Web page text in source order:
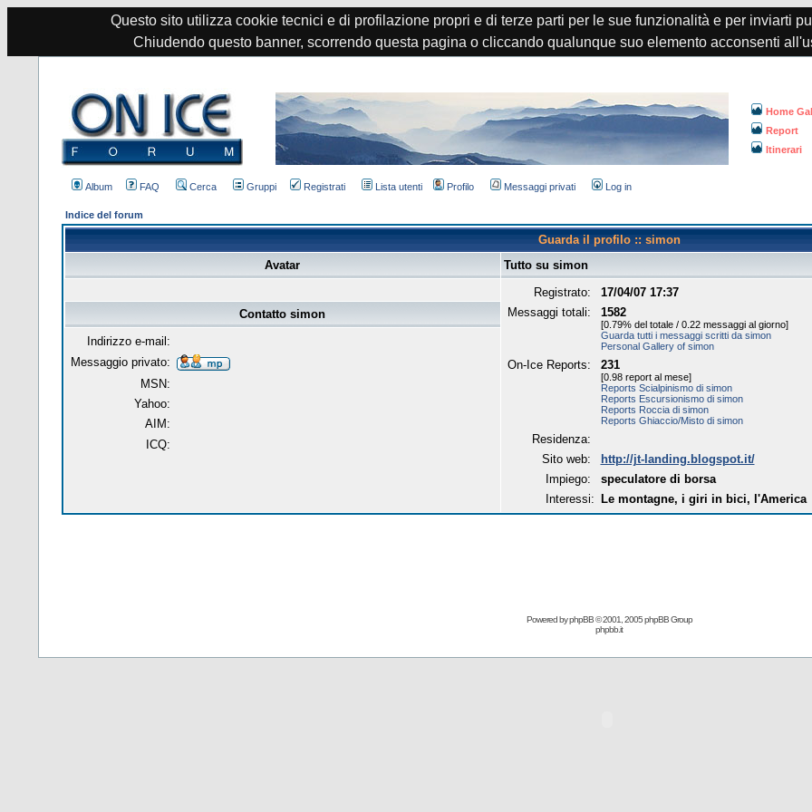
Questo sito utilizza cookie tecnici e di profilazione propri e di terze parti per le sue funzionalità e per inviarti
Chiudendo questo banner, scorrendo questa pagina o cliccando qualunque suo elemento acconsenti
Home
Report
Itinerari
Album FAQ Cerca Gruppi Registrati Lista utenti Profilo Messaggi privati Log in
Indice del forum
Guarda il profilo :: simon
Avatar
Tutto su simon
Registrato:
17/04/07 17:37
Messaggi totali:
1582
[0.79% del totale / 0.22 messaggi al giorno]
Guarda tutti i messaggi scritti da simon
Personal Gallery of simon
On-Ice Reports: 231
[0.98 report al mese]
Reports Scialpinismo di simon
Reports Escursionismo di simon
Reports Roccia di simon
Reports Ghiaccio/Misto di simon
Residenza:
Sito web:
http://jt-landing.blogspot.it/
Impiego:
speculatore di borsa
Interessi:
Le montagne, i giri in bici, l'America
Contatto simon
Indirizzo e-mail:
Messaggio privato:
MSN:
Yahoo:
AIM:
ICQ:
Powered byphpBB© 2001, 2005 phpBB Group
phpbb.it